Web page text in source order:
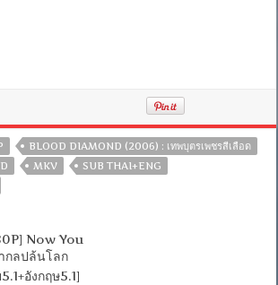
BLOOD DIAMOND (2006) : เทพบุตรเพชรสีเลือด
MKV
SUB THAI+ENG
Now You
กลปล้นโลก
อังกฤษ5.1]